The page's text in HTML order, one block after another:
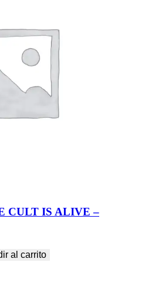
CULT IS ALIVE –
al carrito